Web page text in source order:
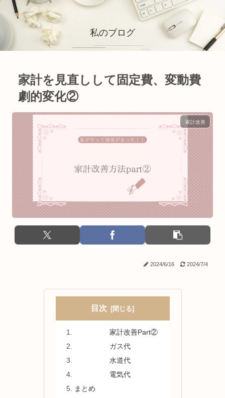
私のブログ
家計を見直しして固定費、変動費
劇的変化②
家計改善
2024/6/16 2024/7/4
目次
家計改善Part②
ガス代
水道代
電気代
まとめ